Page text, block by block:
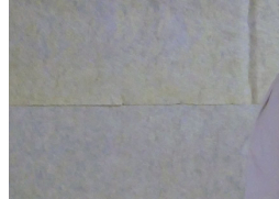
Herausforderungen in Fangschuss-
Problematisch sind oft die
durch Abpraller oder Geschoßsplitter,
Haltepunktes, da das Wild meist
unnatürlicher Haltung auf dem Boden
Vegetation nicht gänzlich sichtbar ist